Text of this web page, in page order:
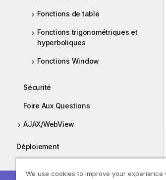
Fonctions de table
Fonctions trigonométriques et
hyperboliques
Fonctions Window
Sécurité
Foire Aux Questions
AJAX/WebView
Déploiement
We use cookies to improve your